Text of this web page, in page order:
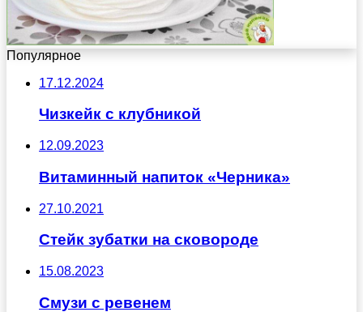
Популярное
17.12.2024
Чизкейк с клубникой
12.09.2023
Витаминный напиток «Черника»
27.10.2021
Стейк зубатки на сковороде
15.08.2023
Смузи с ревенем